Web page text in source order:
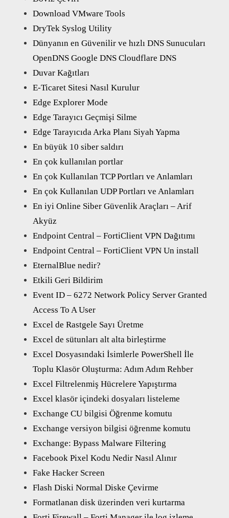
Download VMware Tools
DryTek Syslog Utility
Dünyanın en Güvenilir ve hızlı DNS Sunucuları
OpenDNS Google DNS Cloudflare DNS
Duvar Kağıtları
E-Ticaret Sitesi Nasıl Kurulur
Edge Explorer Mode
Edge Tarayıcı Geçmişi Silme
Edge Tarayıcıda Arka Planı Siyah Yapma
En büyük 10 siber saldırı
En çok kullanılan portlar
En çok Kullanılan TCP Portları ve Anlamları
En çok Kullanılan UDP Portları ve Anlamları
En iyi Online Siber Güvenlik Araçları – Arif
Akyüz
Endpoint Central – FortiClient VPN Dağıtımı
Endpoint Central – FortiClient VPN Un install
EternalBlue nedir?
Etkili Geri Bildirim
Event ID – 6272 Network Policy Server Granted
Access To A User
Excel de Rastgele Sayı Üretme
Excel de sütunları alt alta birleştirme
Excel Dosyasındaki İsimlerle PowerShell İle
Toplu Klasör Oluşturma: Adım Adım Rehber
Excel Filtrelenmiş Hücrelere Yapıştırma
Excel klasör içindeki dosyaları listeleme
Exchange CU bilgisi Öğrenme komutu
Exchange versiyon bilgisi öğrenme komutu
Exchange: Bypass Malware Filtering
Facebook Pixel Kodu Nedir Nasıl Alınır
Fake Hacker Screen
Flash Diski Normal Diske Çevirme
Formatlanan disk üzerinden veri kurtarma